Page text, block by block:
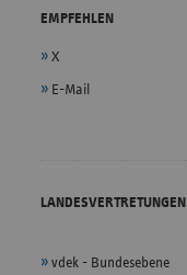
EMPFEHLEN
X
E-Mail
LANDESVERTRETUNGEN
vdek - Bundesebene